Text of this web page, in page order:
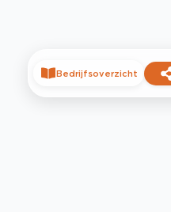
Bedrijfsoverzicht